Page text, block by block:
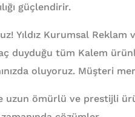
güçlendirir.
Yıldız Kurumsal
duyduğu tüm Kalem
oluyoruz. Müşteri
uzun ömürlü ve prestijli